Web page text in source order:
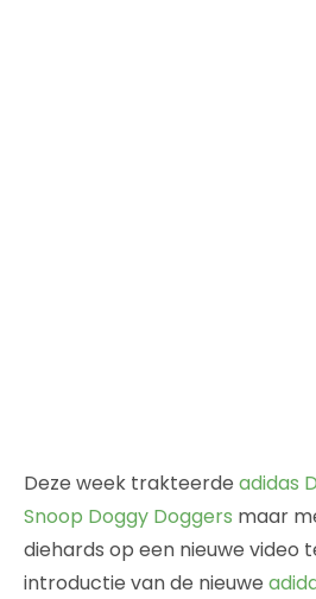
Deze week trakteerde adidas
Snoop Doggy Doggers maar
diehards op een nieuwe video
introductie van de nieuwe